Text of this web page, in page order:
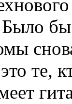
бы
те,